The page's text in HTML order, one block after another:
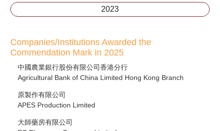
2023
Companies/Institutions Awarded the
Commendation Mark in 2025
中國農業銀行股份有限公司香港分行
Agricultural Bank of China Limited Hong Kong Branch
原製作有限公司
APES Production Limited
大師藥房有限公司